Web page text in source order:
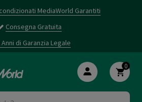
MediaWorld Garantiti
Consegna Gratuita
Anni di Garanzia Legale
0